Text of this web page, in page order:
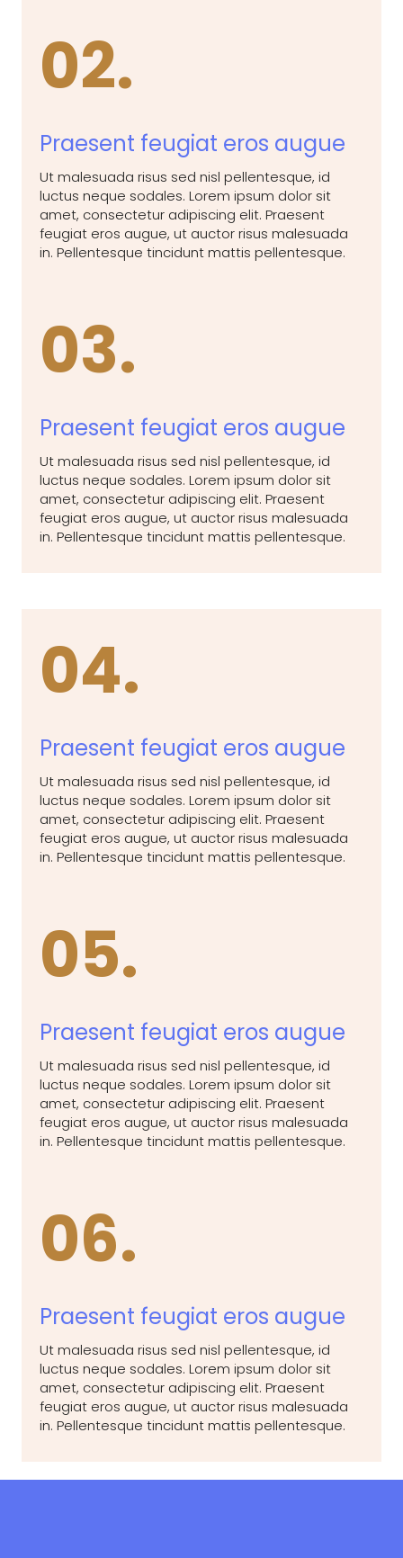
02.
Praesent feugiat eros augue
Ut malesuada risus sed nisl pellentesque, id
luctus neque sodales. Lorem ipsum dolor sit
amet, consectetur adipiscing elit. Praesent
feugiat eros augue, ut auctor risus malesuada
in. Pellentesque tincidunt mattis pellentesque.
03.
Praesent feugiat eros augue
Ut malesuada risus sed nisl pellentesque, id
luctus neque sodales. Lorem ipsum dolor sit
amet, consectetur adipiscing elit. Praesent
feugiat eros augue, ut auctor risus malesuada
in. Pellentesque tincidunt mattis pellentesque.
04.
Praesent feugiat eros augue
Ut malesuada risus sed nisl pellentesque, id
luctus neque sodales. Lorem ipsum dolor sit
amet, consectetur adipiscing elit. Praesent
feugiat eros augue, ut auctor risus malesuada
in. Pellentesque tincidunt mattis pellentesque.
05.
Praesent feugiat eros augue
Ut malesuada risus sed nisl pellentesque, id
luctus neque sodales. Lorem ipsum dolor sit
amet, consectetur adipiscing elit. Praesent
feugiat eros augue, ut auctor risus malesuada
in. Pellentesque tincidunt mattis pellentesque.
06.
Praesent feugiat eros augue
Ut malesuada risus sed nisl pellentesque, id
luctus neque sodales. Lorem ipsum dolor sit
amet, consectetur adipiscing elit. Praesent
feugiat eros augue, ut auctor risus malesuada
in. Pellentesque tincidunt mattis pellentesque.